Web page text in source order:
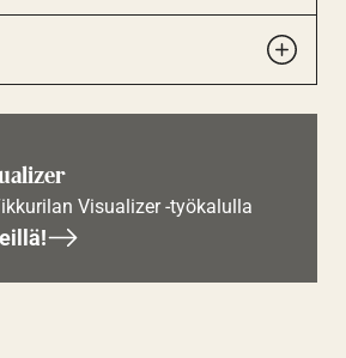
Visualizer -työkalulla